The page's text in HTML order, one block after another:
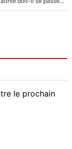
le prochain